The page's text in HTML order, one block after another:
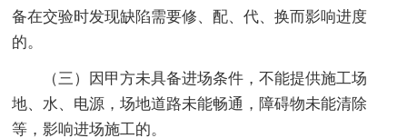
备在交验时发现缺陷需要修、配、代、换而影响进度
的。
（三）因甲方未具备进场条件，不能提供施工场
地、水、电源，场地道路未能畅通，障碍物未能清除
等，影响进场施工的。